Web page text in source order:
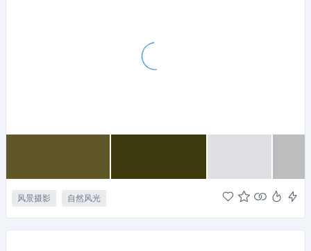
风景摄影 自然风光